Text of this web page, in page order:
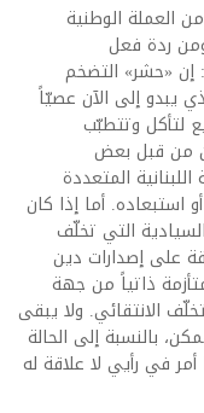
العملة الوطنية
ردة فعل
إن «حشر» التضخم
يبدو إلى الآن عصيّاً
لتأكل وتتطبّب
من قبل بعض
المتعددة
استبعاده. أما إذا كان
التي تخلّف
على إصدارات دين
ذاتياً من جهة
الانتقائي. ولا يبقى
بالنسبة إلى الحالة
أمر في رأيي لا علاقة له